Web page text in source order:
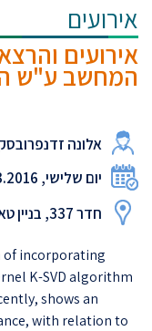
אירועים
אירועים
המחשב ע"ש
אלונה
יום שלישי, 01.03.2016, 11:30
חדר 337, בניין טאוב למדעי המחשב
of incorporating
K-SVD algorithm
shows an
with relation to